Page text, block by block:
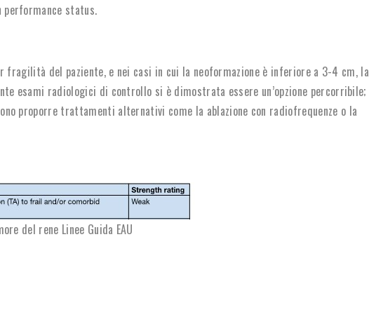
performance status.
fragilità del paziente, e nei casi in cui la neoformazione è inferiore a 3-4 cm, la
esami radiologici di controllo si è dimostrata essere un’opzione percorribile;
proporre trattamenti alternativi come la ablazione con radiofrequenze o la
del rene Linee Guida EAU